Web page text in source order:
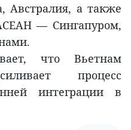
Австралия, а также
— Сингапуром,
что Вьетнам
процесс
интеграции в